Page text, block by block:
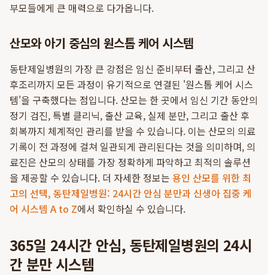
부모들에게 큰 매력으로 다가옵니다.
산모와 아기 중심의 원스톱 케어 시스템
동탄제일병원의 가장 큰 강점은 임신 준비부터 출산, 그리고 산
후조리까지 모든 과정이 유기적으로 연결된 '원스톱 케어 시스
템'을 구축했다는 점입니다. 산모는 한 곳에서 임신 기간 동안의
정기 검진, 특별 클리닉, 출산 교육, 실제 분만, 그리고 출산 후
회복까지 체계적인 관리를 받을 수 있습니다. 이는 산모의 의료
기록이 전 과정에 걸쳐 일관되게 관리된다는 것을 의미하며, 의
료진은 산모의 상태를 가장 정확하게 파악하고 최적의 솔루션
을 제공할 수 있습니다. 더 자세한 정보는 용인 산모를 위한 최
고의 선택, 동탄제일병원: 24시간 안심 분만과 신생아 집중 케
어 시스템 A to Z에서 확인하실 수 있습니다.
365일 24시간 안심, 동탄제일병원의 24시
간 분만 시스템